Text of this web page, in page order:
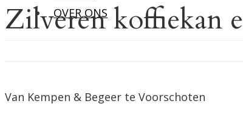
OVER ONS
Zilveren koffiekan
Van Kempen & Begeer te Voorschoten